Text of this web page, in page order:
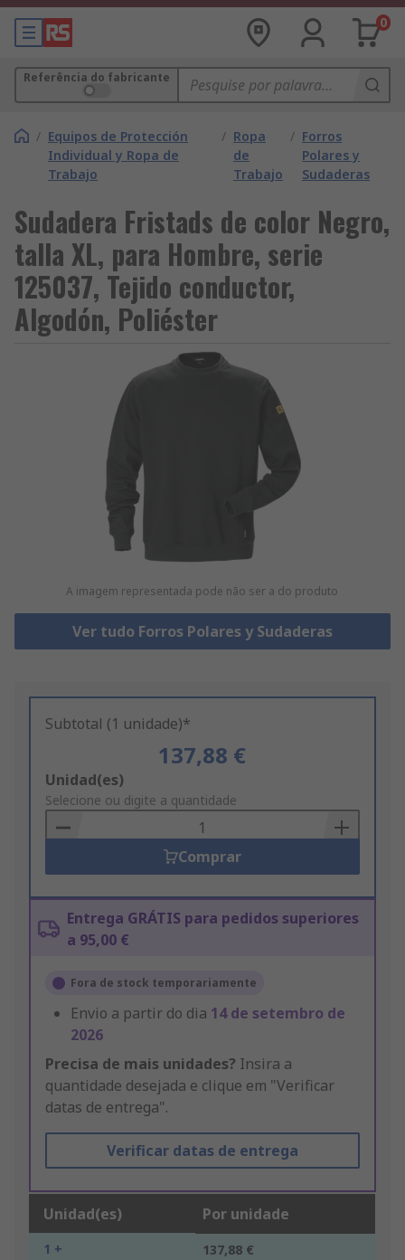
0
Referência do fabricante
/ Equipos de Protección
Individual y Ropa de
Trabajo
/ Ropa
de
Trabajo
/ Forros
Polares y
Sudaderas
Sudadera Fristads de color Negro,
talla XL, para Hombre, serie
125037, Tejido conductor,
Algodón, Poliéster
A imagem representada pode não ser a do produto
Ver tudo Forros Polares y Sudaderas
Subtotal (1 unidade)*
137,88 €
Add
to
Basket
Unidad(es)
Selecione ou digite a quantidade
Comprar
Entrega GRÁTIS para pedidos superiores
a 95,00 €
Fora de stock temporariamente
Envio a partir do dia 14 de setembro de
2026
Precisa de mais unidades? Insira a
quantidade desejada e clique em "Verificar
datas de entrega".
Verificar datas de entrega
Unidad(es) Por unidade
1 + 137,88 €